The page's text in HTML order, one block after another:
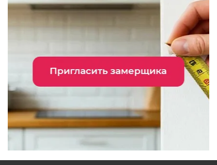
Тип Декора: Камень
Наименование декора: Тунис
Декор №: 063М
Тип завала: U